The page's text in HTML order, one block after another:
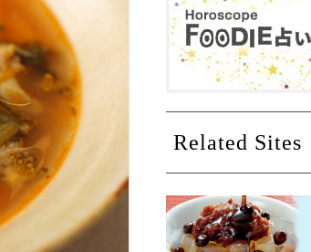
Related Sites